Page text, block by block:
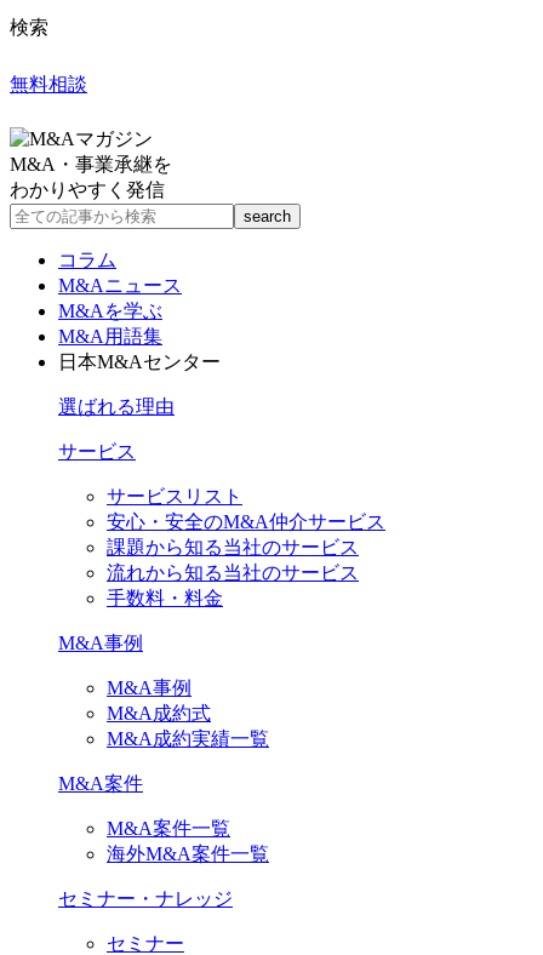
検索
無料相談
M&A・事業承継を
わかりやすく発信
コラム
M&Aニュース
M&Aを学ぶ
M&A用語集
日本M&Aセンター
選ばれる理由
サービス
サービスリスト
安心・安全のM&A仲介サービス
課題から知る当社のサービス
流れから知る当社のサービス
手数料・料金
M&A事例
M&A事例
M&A成約式
M&A成約実績一覧
M&A案件
M&A案件一覧
海外M&A案件一覧
セミナー・ナレッジ
セミナー